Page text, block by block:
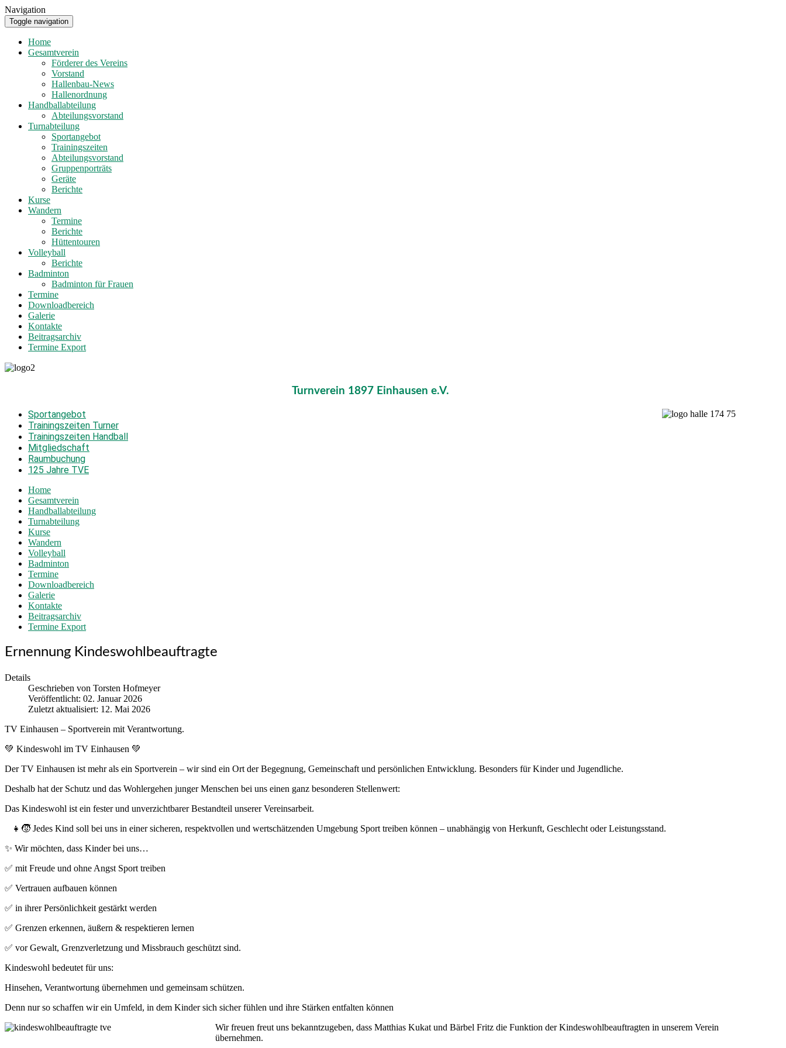
Navigation
Toggle navigation
Home
Gesamtverein
Förderer des Vereins
Vorstand
Hallenbau-News
Hallenordnung
Handballabteilung
Abteilungsvorstand
Turnabteilung
Sportangebot
Trainingszeiten
Abteilungsvorstand
Gruppenporträts
Geräte
Berichte
Kurse
Wandern
Termine
Berichte
Hüttentouren
Volleyball
Berichte
Badminton
Badminton für Frauen
Termine
Downloadbereich
Galerie
Kontakte
Beitragsarchiv
Termine Export
Turnverein 1897 Einhausen e.V.
Sportangebot
Trainingszeiten Turner
Trainingszeiten Handball
Mitgliedschaft
Raumbuchung
125 Jahre TVE
Home
Gesamtverein
Handballabteilung
Turnabteilung
Kurse
Wandern
Volleyball
Badminton
Termine
Downloadbereich
Galerie
Kontakte
Beitragsarchiv
Termine Export
Ernennung Kindeswohlbeauftragte
Details
Geschrieben von Torsten Hofmeyer
Veröffentlicht: 02. Januar 2026
Zuletzt aktualisiert: 12. Mai 2026
TV Einhausen – Sportverein mit Verantwortung.
💚 Kindeswohl im TV Einhausen 💚
Der TV Einhausen ist mehr als ein Sportverein – wir sind ein Ort der Begegnung, Gemeinschaft und persönlichen Entwicklung. Besonders für Kinder und Jugendliche.
Deshalb hat der Schutz und das Wohlergehen junger Menschen bei uns einen ganz besonderen Stellenwert:
Das Kindeswohl ist ein fester und unverzichtbarer Bestandteil unserer Vereinsarbeit.
👧🧒 Jedes Kind soll bei uns in einer sicheren, respektvollen und wertschätzenden Umgebung Sport treiben können – unabhängig von Herkunft, Geschlecht oder Leistungsstand.
✨ Wir möchten, dass Kinder bei uns…
✅ mit Freude und ohne Angst Sport treiben
✅ Vertrauen aufbauen können
✅ in ihrer Persönlichkeit gestärkt werden
✅ Grenzen erkennen, äußern & respektieren lernen
✅ vor Gewalt, Grenzverletzung und Missbrauch geschützt sind.
Kindeswohl bedeutet für uns:
Hinsehen, Verantwortung übernehmen und gemeinsam schützen.
Denn nur so schaffen wir ein Umfeld, in dem Kinder sich sicher fühlen und ihre Stärken entfalten können
Wir freuen freut uns bekanntzugeben, dass Matthias Kukat und Bärbel Fritz die Funktion der Kindeswohlbeauftragten in unserem Verein
übernehmen.